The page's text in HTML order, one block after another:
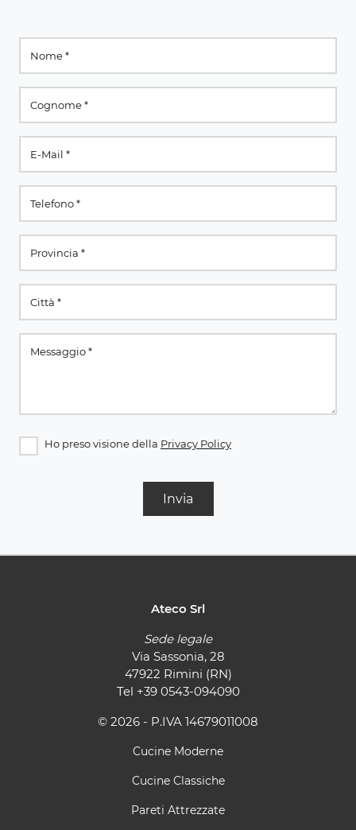
Ho preso visione della Privacy Policy
Invia
Ateco Srl
Sede legale
Via Sassonia, 28
47922 Rimini (RN)
Tel +39 0543-094090
© 2026 - P.IVA 14679011008
Cucine Moderne
Cucine Classiche
Pareti Attrezzate